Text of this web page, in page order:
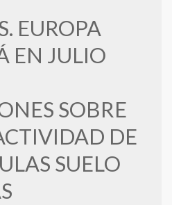
EUROPA
EN JULIO
SOBRE
DE
SUELO